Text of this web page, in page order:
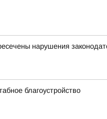
нарушения
благоустройство